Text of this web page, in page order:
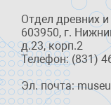
Отдел древних
603950, г.
д.23, корп.2
Телефон: (831)
Эл. почта: